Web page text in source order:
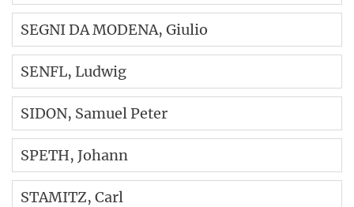
SEGNI DA MODENA, Giulio
SENFL, Ludwig
SIDON, Samuel Peter
SPETH, Johann
STAMITZ, Carl